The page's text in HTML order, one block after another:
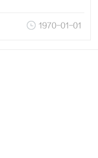
1970-01-01